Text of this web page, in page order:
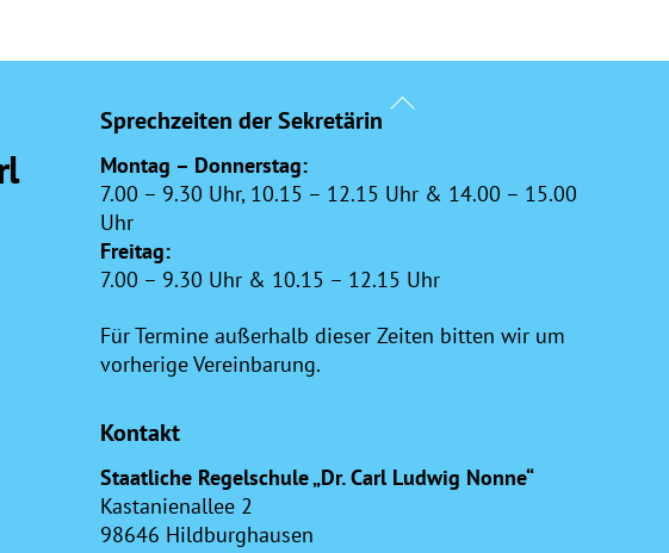
Back
Sprechzeiten der Sekretärin
Montag – Donnerstag:
7.00 – 9.30 Uhr, 10.15 – 12.15 Uhr & 14.00 – 15.00
Uhr
Freitag:
7.00 – 9.30 Uhr & 10.15 – 12.15 Uhr
Für Termine außerhalb dieser Zeiten bitten wir um
vorherige Vereinbarung.
Kontakt
Staatliche Regelschule „Dr. Carl Ludwig Nonne“
Kastanienallee 2
98646 Hildburghausen